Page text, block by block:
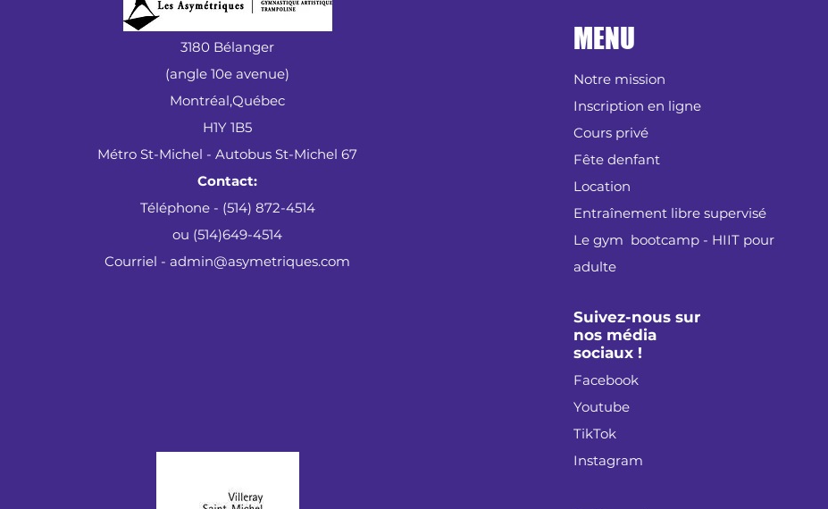
3180 Bélanger
(angle 10e avenue)
Montréal,Québec
H1Y 1B5
Métro St-Michel - Autobus St-Michel 67
Contact:
Téléphone - (514) 872-4514
ou (514)649-4514
Courriel - admin@asymetriques.com
MENU
Notre mission
Inscription en ligne
Cours privé
Fête denfant
Location
Entraînement libre supervisé
Le gym bootcamp - HIIT pour
adulte
Suivez-nous sur
nos média
sociaux !
Facebook
Youtube
TikTok
Instagram